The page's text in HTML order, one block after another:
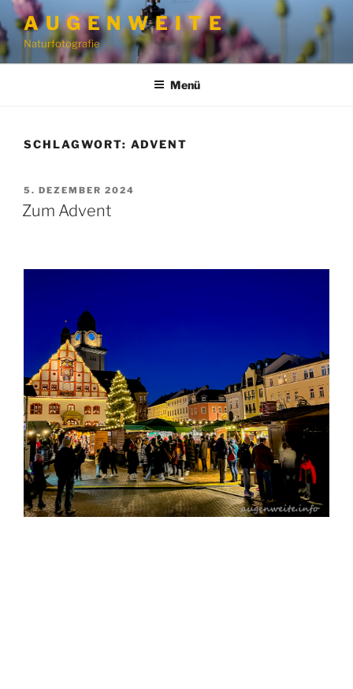
Zum
Inhalt
springen
A U G E N W E I T E
Naturfotografie
Menü
SCHLAGWORT: ADVENT
VERÖFFENTLICHT
AM
5. DEZEMBER 2024
Zum Advent